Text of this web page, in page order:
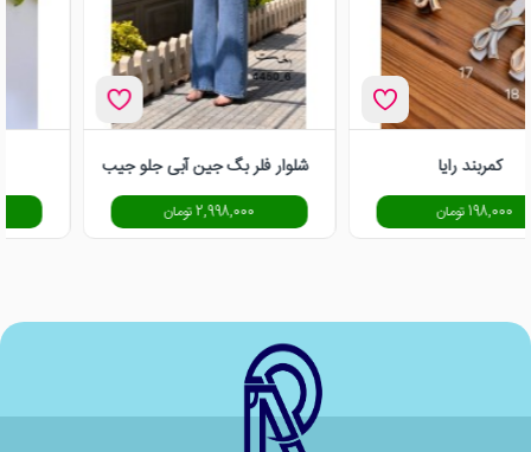
کمربند رایا
198,000 تومان
شلوار فلر بگ جین آبی جلو جیب
2,998,000 تومان